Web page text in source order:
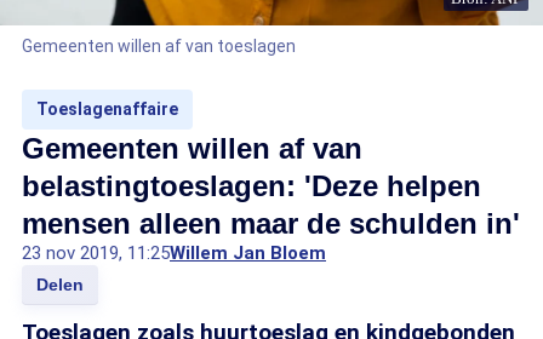
Gemeenten willen af van toeslagen
Toeslagenaffaire
Gemeenten willen af van
belastingtoeslagen: 'Deze helpen
mensen alleen maar de schulden in'
23 nov 2019, 11:25Willem Jan Bloem
Delen
Toeslagen zoals huurtoeslag en kindgebonden